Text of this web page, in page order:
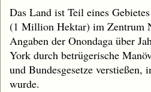
Das Land ist Teil eines
(1 Million Hektar) im Zentrum
Angaben der Onondaga über
York durch betrügerische
und Bundesgesetze verstießen,
wurde.